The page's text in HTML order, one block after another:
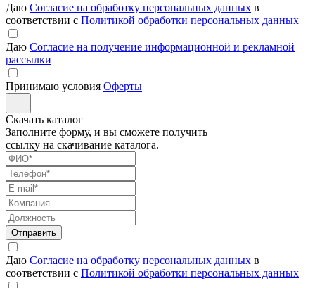
Даю Согласие на обработку персональных данных в
соответствии с Политикой обработки персональных данных
Даю Согласие на получение информационной и рекламной
рассылки
Принимаю условия Оферты
Скачать каталог
Заполните форму, и вы сможете получить
ссылку на скачивание каталога.
Отправить
Даю Согласие на обработку персональных данных в
соответствии с Политикой обработки персональных данных